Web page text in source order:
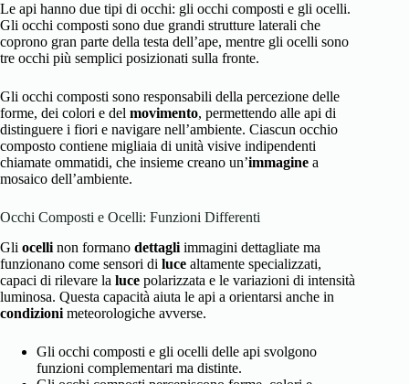
Le api hanno due tipi di occhi: gli occhi composti e gli ocelli.
Gli occhi composti sono due grandi strutture laterali che
coprono gran parte della testa dell’ape, mentre gli ocelli sono
tre occhi più semplici posizionati sulla fronte.
Gli occhi composti sono responsabili della percezione delle
forme, dei colori e del movimento, permettendo alle api di
distinguere i fiori e navigare nell’ambiente. Ciascun occhio
composto contiene migliaia di unità visive indipendenti
chiamate ommatidi, che insieme creano un’immagine a
mosaico dell’ambiente.
Occhi Composti e Ocelli: Funzioni Differenti
Gli ocelli non formano dettagli immagini dettagliate ma
funzionano come sensori di luce altamente specializzati,
capaci di rilevare la luce polarizzata e le variazioni di intensità
luminosa. Questa capacità aiuta le api a orientarsi anche in
condizioni meteorologiche avverse.
Gli occhi composti e gli ocelli delle api svolgono
funzioni complementari ma distinte.